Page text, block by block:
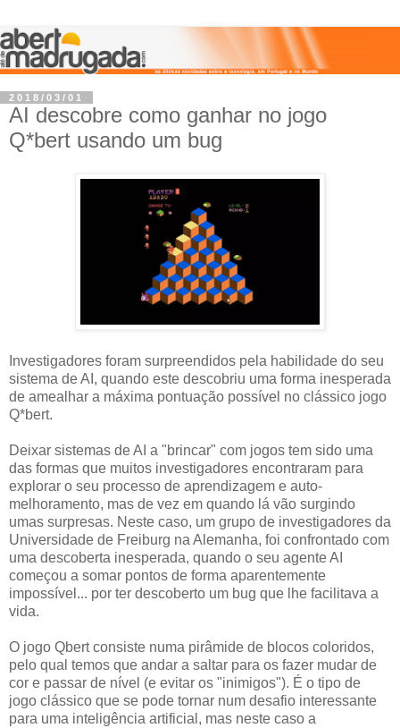
2018/03/01
AI descobre como ganhar no jogo
Q*bert usando um bug
Investigadores foram surpreendidos pela habilidade do seu
sistema de AI, quando este descobriu uma forma inesperada
de amealhar a máxima pontuação possível no clássico jogo
Q*bert.
Deixar sistemas de AI a "brincar" com jogos tem sido uma
das formas que muitos investigadores encontraram para
explorar o seu processo de aprendizagem e auto-
melhoramento, mas de vez em quando lá vão surgindo
umas surpresas. Neste caso, um grupo de investigadores da
Universidade de Freiburg na Alemanha, foi confrontado com
uma descoberta inesperada, quando o seu agente AI
começou a somar pontos de forma aparentemente
impossível... por ter descoberto um bug que lhe facilitava a
vida.
O jogo Qbert consiste numa pirâmide de blocos coloridos,
pelo qual temos que andar a saltar para os fazer mudar de
cor e passar de nível (e evitar os "inimigos"). É o tipo de
jogo clássico que se pode tornar num desafio interessante
para uma inteligência artificial, mas neste caso a